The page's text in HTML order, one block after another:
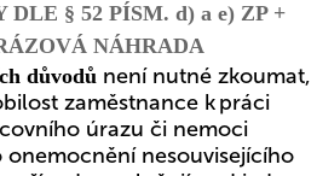
§ 52 PÍSM. d) a e) ZP +
NÁHRADA
důvodů není nutné zkoumat,
zaměstnance k práci
úrazu či nemoci
nesouvisejícího